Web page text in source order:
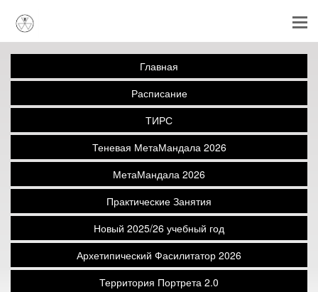
Главная
Расписание
ТИРС
Теневая МетаМандала 2026
МетаМандала 2026
Практические Занятия
Новый 2025/26 учебный год
Архетипический Фасилитатор 2026
Территория Портрета 2.0